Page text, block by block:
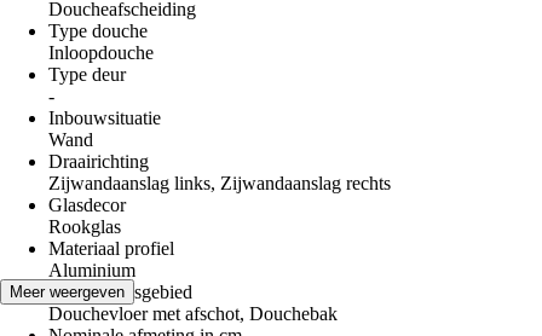
Doucheafscheiding
Type douche
Inloopdouche
Type deur
-
Inbouwsituatie
Wand
Draairichting
Zijwandaanslag links, Zijwandaanslag rechts
Glasdecor
Rookglas
Materiaal profiel
Aluminium
Toepassingsgebied
Douchevloer met afschot, Douchebak
Meer weergeven